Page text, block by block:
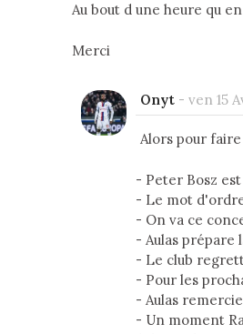
Au bout d une heure qu
Merci
Onyt - ven 15
Alors pour
- Peter Bosz
- Le mot
- On va ce
- Aulas prépare
- Le club
- Pour les
- Aulas
- Un moment